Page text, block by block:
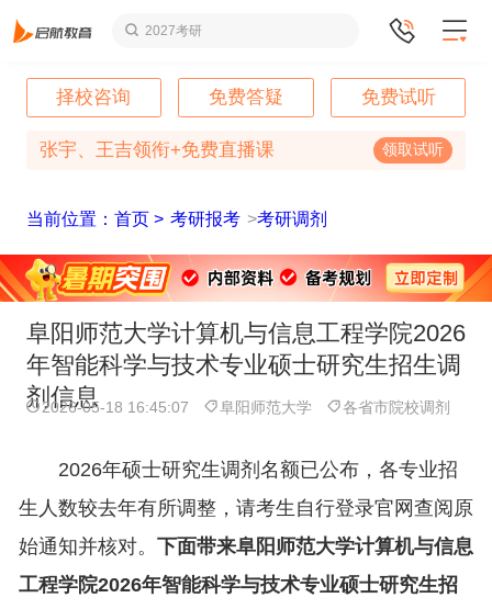
2027考研
择校咨询 免费答疑 免费试听
张宇、王吉领衔+免费直播课 领取试听
当前位置：首页 > 考研报考 >考研调剂
阜阳师范大学计算机与信息工程学院2026
年智能科学与技术专业硕士研究生招生调
剂信息
2026-05-18 16:45:07 阜阳师范大学 各省市院校调剂
2026年硕士研究生调剂名额已公布，各专业招
生人数较去年有所调整，请考生自行登录官网查阅原
始通知并核对。 下面带来阜阳师范大学计算机与信息
工程学院2026年智能科学与技术专业硕士研究生招